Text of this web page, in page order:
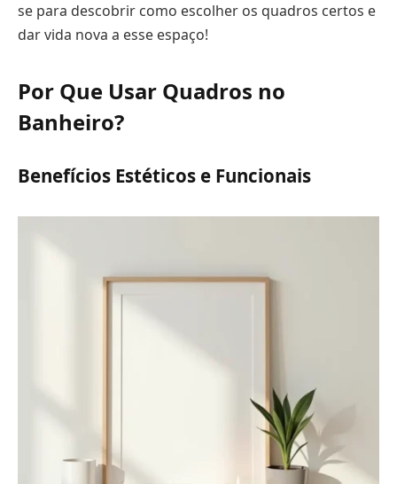
se para descobrir como escolher os quadros certos e
dar vida nova a esse espaço!
Por Que Usar Quadros no
Banheiro?
Benefícios Estéticos e Funcionais